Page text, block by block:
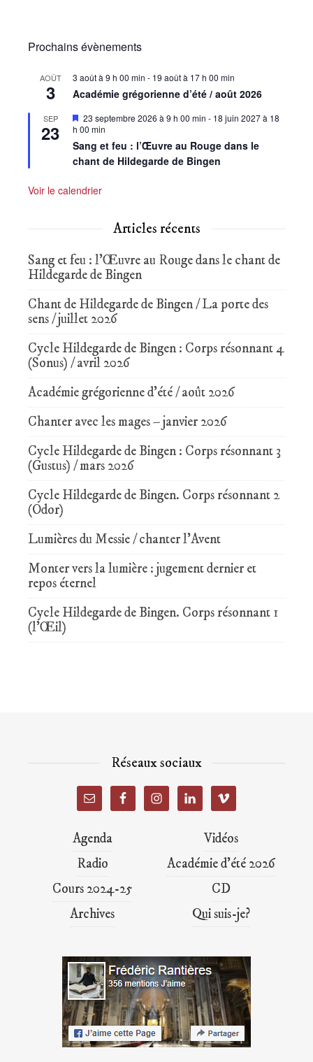
Prochains évènements
AOÛT
3
3 août à 9 h 00 min - 19 août à 17 h 00 min
Académie grégorienne d’été / août 2026
SEP
23
Mis
en
23 septembre 2026 à 9 h 00 min - 18 juin 2027 à 18
h 00 min
Sang et feu : l’Œuvre au Rouge dans le
chant de Hildegarde de Bingen
Voir le calendrier
Articles récents
Sang et feu : l’Œuvre au Rouge dans le chant de
Hildegarde de Bingen
Chant de Hildegarde de Bingen / La porte des
sens / juillet 2026
Cycle Hildegarde de Bingen : Corps résonnant 4
(Sonus) / avril 2026
Académie grégorienne d’été / août 2026
Chanter avec les mages – janvier 2026
Cycle Hildegarde de Bingen : Corps résonnant 3
(Gustus) / mars 2026
Cycle Hildegarde de Bingen. Corps résonnant 2
(Odor)
Lumières du Messie / chanter l’Avent
Monter vers la lumière : jugement dernier et
repos éternel
Cycle Hildegarde de Bingen. Corps résonnant 1
(l’Œil)
Réseaux sociaux
Agenda
Vidéos
Radio
Académie d’été 2026
Cours 2024-25
CD
Archives
Qui suis-je?